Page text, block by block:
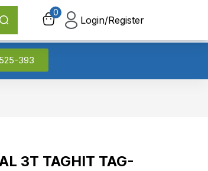
0
Login/Register
393
0
Login/Register
3T TAGHIT TAG-